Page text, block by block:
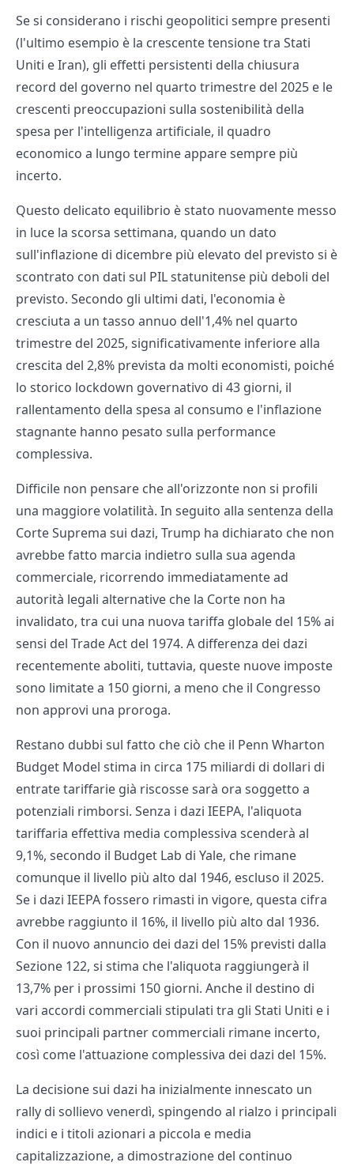
Se si considerano i rischi geopolitici sempre presenti
(l'ultimo esempio è la crescente tensione tra Stati
Uniti e Iran), gli effetti persistenti della chiusura
record del governo nel quarto trimestre del 2025 e le
crescenti preoccupazioni sulla sostenibilità della
spesa per l'intelligenza artificiale, il quadro
economico a lungo termine appare sempre più
incerto.
Questo delicato equilibrio è stato nuovamente messo
in luce la scorsa settimana, quando un dato
sull'inflazione di dicembre più elevato del previsto si è
scontrato con dati sul PIL statunitense più deboli del
previsto. Secondo gli ultimi dati, l'economia è
cresciuta a un tasso annuo dell'1,4% nel quarto
trimestre del 2025, significativamente inferiore alla
crescita del 2,8% prevista da molti economisti, poiché
lo storico lockdown governativo di 43 giorni, il
rallentamento della spesa al consumo e l'inflazione
stagnante hanno pesato sulla performance
complessiva.
Difficile non pensare che all'orizzonte non si profili
una maggiore volatilità. In seguito alla sentenza della
Corte Suprema sui dazi, Trump ha dichiarato che non
avrebbe fatto marcia indietro sulla sua agenda
commerciale, ricorrendo immediatamente ad
autorità legali alternative che la Corte non ha
invalidato, tra cui una nuova tariffa globale del 15% ai
sensi del Trade Act del 1974. A differenza dei dazi
recentemente aboliti, tuttavia, queste nuove imposte
sono limitate a 150 giorni, a meno che il Congresso
non approvi una proroga.
Restano dubbi sul fatto che ciò che il Penn Wharton
Budget Model stima in circa 175 miliardi di dollari di
entrate tariffarie già riscosse sarà ora soggetto a
potenziali rimborsi. Senza i dazi IEEPA, l'aliquota
tariffaria effettiva media complessiva scenderà al
9,1%, secondo il Budget Lab di Yale, che rimane
comunque il livello più alto dal 1946, escluso il 2025.
Se i dazi IEEPA fossero rimasti in vigore, questa cifra
avrebbe raggiunto il 16%, il livello più alto dal 1936.
Con il nuovo annuncio dei dazi del 15% previsti dalla
Sezione 122, si stima che l'aliquota raggiungerà il
13,7% per i prossimi 150 giorni. Anche il destino di
vari accordi commerciali stipulati tra gli Stati Uniti e i
suoi principali partner commerciali rimane incerto,
così come l'attuazione complessiva dei dazi del 15%.
La decisione sui dazi ha inizialmente innescato un
rally di sollievo venerdì, spingendo al rialzo i principali
indici e i titoli azionari a piccola e media
capitalizzazione, a dimostrazione del continuo